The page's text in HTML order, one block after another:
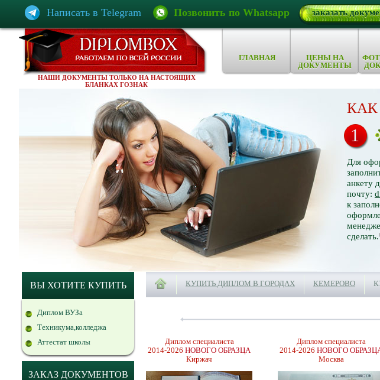
Написать в Telegram Позвонить по Whatsapp заказать
НАШИ ДОКУМЕНТЫ ТОЛЬКО НА НАСТОЯЩИХ
БЛАНКАХ ГОЗНАК
ГЛАВНАЯ
ЦЕНЫ НА
ДОКУМЕНТЫ
КАК
Для
анкету
почту:
к
сделать.
1
ВЫ ХОТИТЕ КУПИТЬ
Диплом ВУЗа
Техникума,колледжа
Аттестат школы
ЗАКАЗ ДОКУМЕНТОВ
КУПИТЬ ДИПЛОМ В ГОРОДАХ КЕМЕРОВО
Диплом специалиста
2014-2026 НОВОГО ОБРАЗЦА
Киржач
Диплом специалиста
2014-2026 НОВОГО
Москва